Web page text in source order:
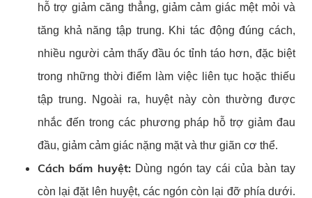
hỗ trợ giảm căng thẳng, giảm cảm giác mệt mỏi và
tăng khả năng tập trung. Khi tác động đúng cách,
nhiều người cảm thấy đầu óc tỉnh táo hơn, đặc biệt
trong những thời điểm làm việc liên tục hoặc thiếu
tập trung. Ngoài ra, huyệt này còn thường được
nhắc đến trong các phương pháp hỗ trợ giảm đau
đầu, giảm cảm giác nặng mặt và thư giãn cơ thể.
Cách bấm huyệt:Dùng ngón tay cái của bàn tay
còn lại đặt lên huyệt, các ngón còn lại đỡ phía dưới.